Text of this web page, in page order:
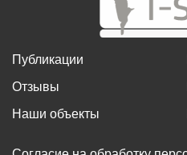
Публикации
Отзывы
Наши объекты